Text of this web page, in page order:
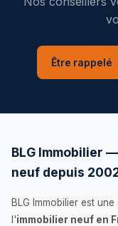
Être rappelé
BLG Immobilier
neuf depuis
BLG Immobilier est
l'immobilier neuf en